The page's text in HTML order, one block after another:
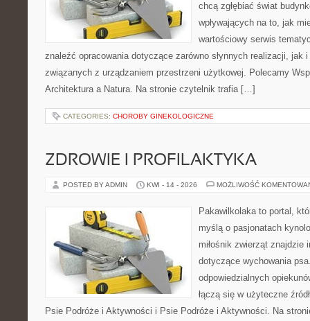
chcą zgłębiać świat
wpływających na to, jak
wartościowy serwis
znaleźć opracowania dotyczące zarówno słynnych realizacji, jak
związanych z urządzaniem przestrzeni użytkowej. Polecamy
Architektura a Natura. Na stronie czytelnik trafia […]
CATEGORIES: CHOROBY GINEKOLOGICZNE
ZDROWIE I PROFILAKTYKA
POSTED BY ADMIN KWI - 14 - 2026 MOŻLIWOŚĆ
Pakawilkolaka to portal,
myślą o pasjonatach
miłośnik zwierząt znajdzie
dotyczące wychowania
odpowiedzialnych
łączą się w użyteczne
Psie Podróże i Aktywności i Psie Podróże i Aktywności. Na